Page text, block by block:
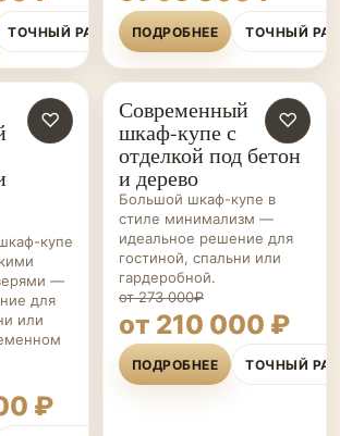
ТОЧНЫЙ РАСЧЁТ ПОДРОБНЕЕ ТОЧНЫЙ
♡
купе
—
для
или
₽
ШКАФЫ-
КУПЕ НА ЗАКАЗ
♡
Современный
шкаф-купе с
отделкой под бетон
и дерево
Большой шкаф-купе в
стиле минимализм —
идеальное решение для
гостиной, спальни или
гардеробной.
от 273 000₽
от 210 000 ₽
ПОДРОБНЕЕ ТОЧНЫЙ